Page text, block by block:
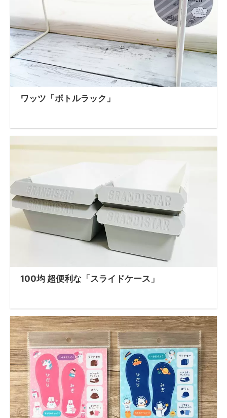
ワッツ「ボトルラック」
100均 超便利な「スライドケース」